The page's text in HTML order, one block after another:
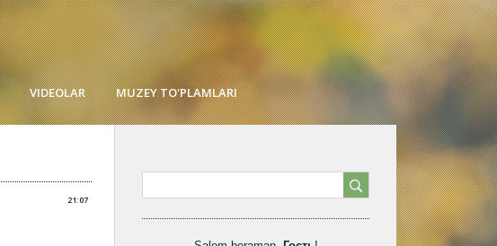
VIDEOLAR MUZEY TO'PLAMLARI
21:07